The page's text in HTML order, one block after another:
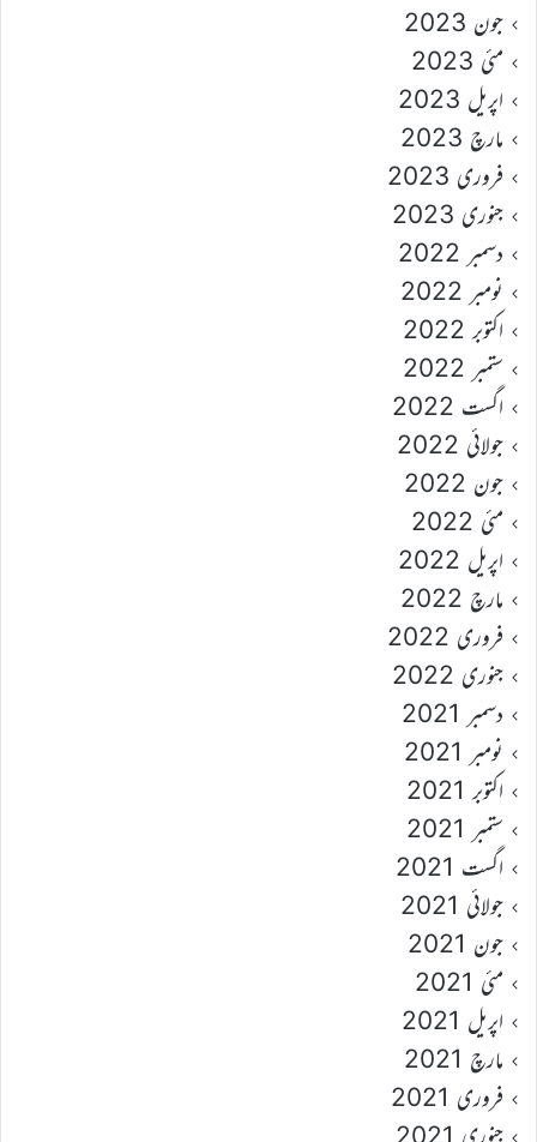
جون 2023
مئی 2023
اپریل 2023
مارچ 2023
فروری 2023
جنوری 2023
دسمبر 2022
نومبر 2022
اکتوبر 2022
ستمبر 2022
اگست 2022
جولائی 2022
جون 2022
مئی 2022
اپریل 2022
مارچ 2022
فروری 2022
جنوری 2022
دسمبر 2021
نومبر 2021
اکتوبر 2021
ستمبر 2021
اگست 2021
جولائی 2021
جون 2021
مئی 2021
اپریل 2021
مارچ 2021
فروری 2021
جنوری 2021